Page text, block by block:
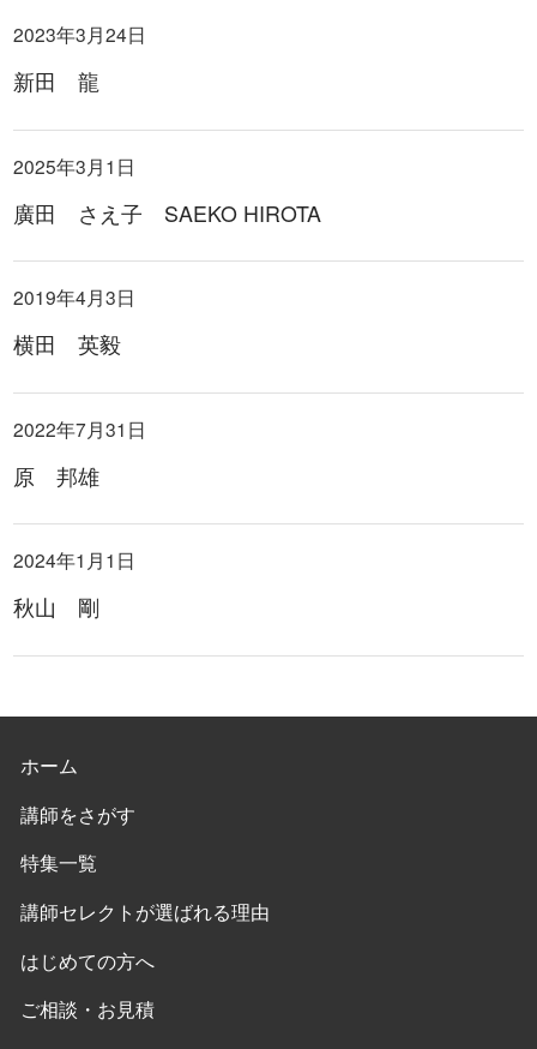
2023年3月24日
新田 龍
2025年3月1日
廣田 さえ子 SAEKO HIROTA
2019年4月3日
横田 英毅
2022年7月31日
原 邦雄
2024年1月1日
秋山 剛
ホーム
講師をさがす
特集一覧
講師セレクトが選ばれる理由
はじめての方へ
ご相談・お見積